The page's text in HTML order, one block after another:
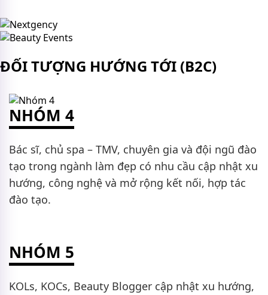
ĐỐI TƯỢNG HƯỚNG TỚI (B2C)
NHÓM 4
Bác sĩ, chủ spa – TMV, chuyên gia và đội ngũ đào
tạo trong ngành làm đẹp có nhu cầu cập nhật xu
hướng, công nghệ và mở rộng kết nối, hợp tác
đào tạo.
NHÓM 5
KOLs, KOCs, Beauty Blogger cập nhật xu hướng,